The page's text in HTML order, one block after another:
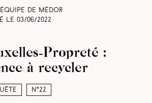
de Médor
le 03/06/2022
N°22
Propreté :
à recycler